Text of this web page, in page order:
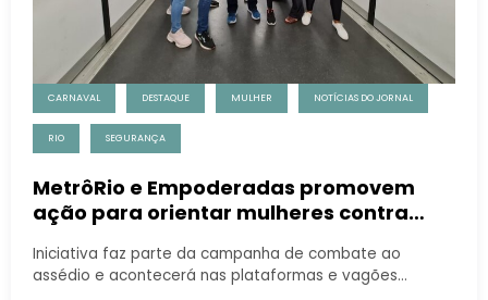
CARNAVAL DESTAQUE MULHER NOTÍCIAS DO JORNAL
RIO SEGURANÇA
MetrôRio e Empoderadas promovem
ação para orientar mulheres contra
Iniciativa faz parte da campanha de combate ao
assédio e acontecerá nas plataformas e vagões…